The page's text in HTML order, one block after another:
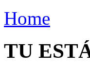
Home
TU